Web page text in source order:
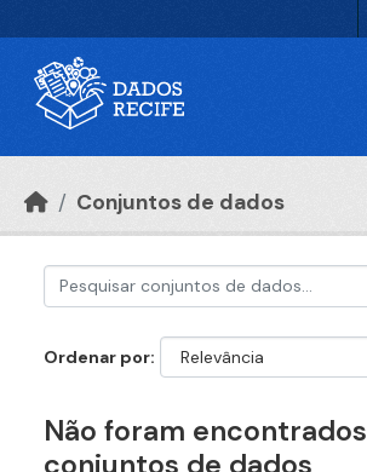
Conjuntos de dados
Ordenar por
Não foram encontrados
conjuntos de dados